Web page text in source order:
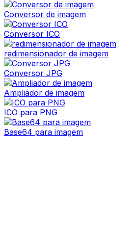
Conversor de imagem
Conversor ICO
redimensionador de imagem
Conversor JPG
Ampliador de imagem
ICO para PNG
Base64 para imagem